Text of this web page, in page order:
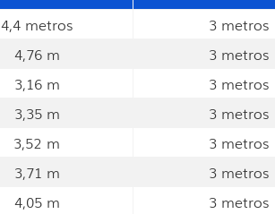
4,4 metros 3 metros
4,76 m 3 metros
3,16 m 3 metros
3,35 m 3 metros
3,52 m 3 metros
3,71 m 3 metros
4,05 m 3 metros